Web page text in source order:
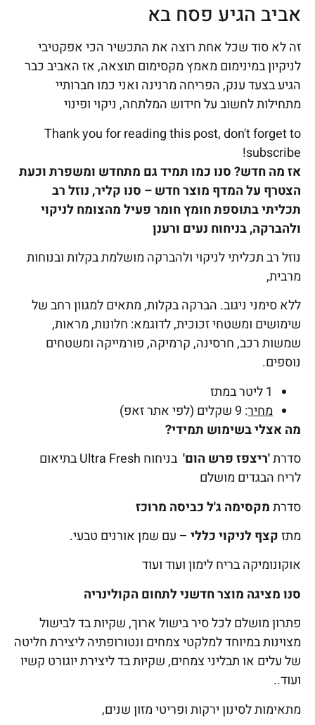
אביב הגיע פסח בא
זה לא סוד שכל אחת רוצה את התכשיר הכי אפקטיבי
לניקיון במינימום מאמץ מקסימום תוצאה, אז האביב כבר
הגיע בצעד ענק, הפריחה מרנינה ואני כמו חברותיי
מתחילות לחשוב על חידוש המלתחה, ניקוי ופינוי
Thank you for reading this post, don't forget to
subscribe!
אז מה חדש? סנו כמו תמיד גם מתחדש ומשפרת וכעת
הצטרף על המדף מוצר חדש – סנו קליר,נוזל רב
תכליתי בתוספת חומץ חומר פעיל מהצומח לניקוי
ולהברקה, בניחוח נעים ורענן
נוזל רב תכליתי לניקוי ולהברקה מושלמת בקלות ובנוחות
מרבית,
ללא סימני ניגוב. הברקה בקלות, מתאים למגוון רחב של
שימושים ומשטחי זכוכית, לדוגמא: חלונות, מראות,
שמשות רכב, חרסינה, קרמיקה, פורמייקה ומשטחים
נוספים.
1 ליטר במתז
מחיר: 9 שקלים (לפי אתר זאפ)
מה אצלי בשימוש תמידי?
סדרת'ריצפז פרש הום'
בניחוח Ultra Fresh בתיאום
לריח הבגדים מושלם
סדרתמקסימה ג'ל כביסה מרוכז
מתזקצף לניקוי כללי – עם שמן אורנים טבעי.
אוקונומיקה בריח לימון ועוד ועוד
סנו מציגה מוצר חדשני לתחום הקולינריה
פתרון מושלם לכל סיר בישול ארוך, שקיות בד לבישול
מצוינות במיוחד למלקטי צמחים ונטורופתיה ליצירת חליטה
של עלים או תבליני צמחים, שקיות בד ליצירת יוגורט קשיו
ועוד..
מתאימות לסינון ירקות ופריטי מזון שנים,